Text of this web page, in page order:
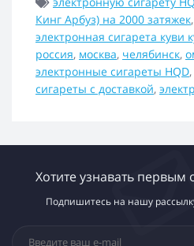
Кинг Арбуз) на 2000 затяжек,
электронная сигарета куви
россия, москва, челябинск,
электронные сигареты HQD,
сигареты с доставкой,
Хотите узнавать первым
Подпишитесь на нашу